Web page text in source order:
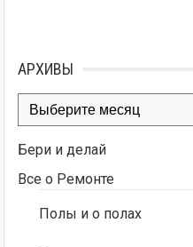
АРХИВЫ
Архивы
Бери и делай
Все о Ремонте
Полы и о полах